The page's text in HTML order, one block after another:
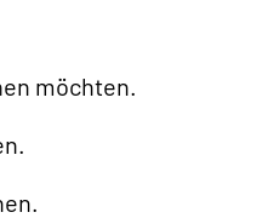
möchten.